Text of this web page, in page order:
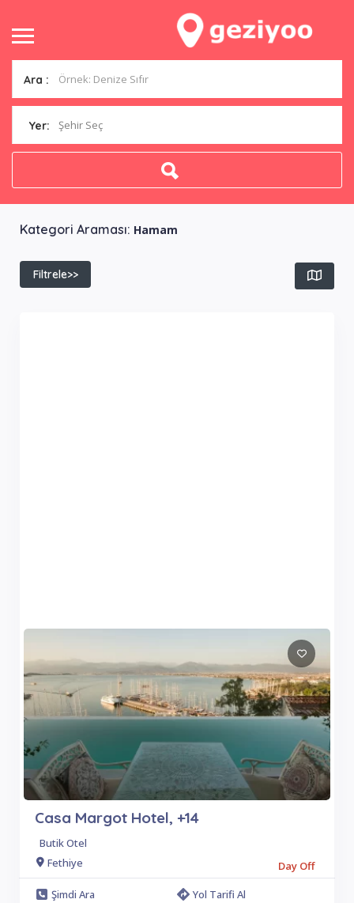
Ara :
Yer: Şehir Seç
Kategori Araması: Hamam
Filtrele>>
Casa Margot Hotel, +14
Butik Otel
Fethiye
Day Off
Şimdi Ara
Yol Tarifi Al